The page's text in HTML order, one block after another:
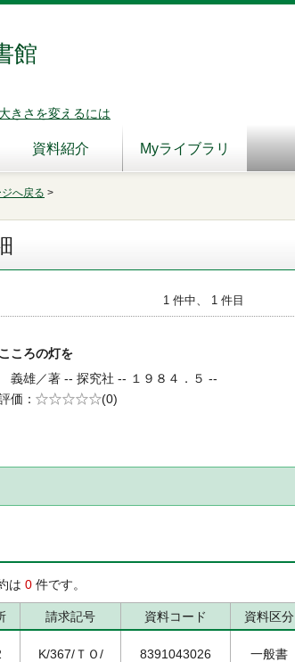
館
きさを変えるには
資料紹介 Myライブラリ
へ戻る >
1 件中、 1 件目
ころの灯を
義雄／著 -- 探究社 -- １９８４．５ --
価
5段階評価
(0)
は 0 件です。
請求記号 資料コード 資料区分
K/367/ＴＯ/ 8391043026 一般書